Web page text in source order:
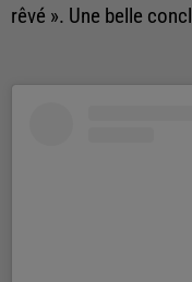
rêvé ». Une belle